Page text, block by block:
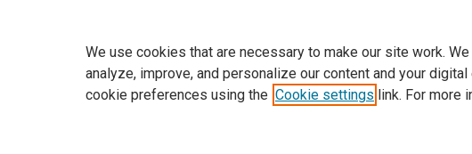
Tout le contenu de ce site: Copyright © 2026 Elsevier, ses
de données, a la formation en IA et aux technologies
We use cookies that are necessary to make our site work.
analyze, improve, and personalize our content and your digital
cookie preferences using the Cookie settings link. For more